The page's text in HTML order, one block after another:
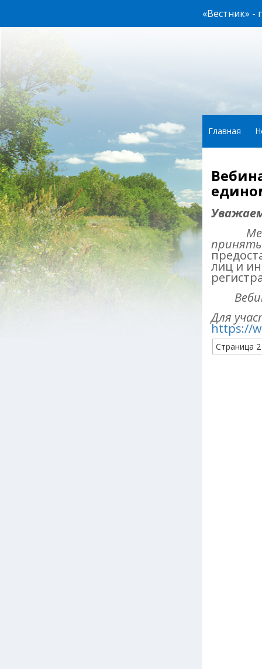
«Вестник» -
Главная
принять
лиц и
Для
https://
Страница